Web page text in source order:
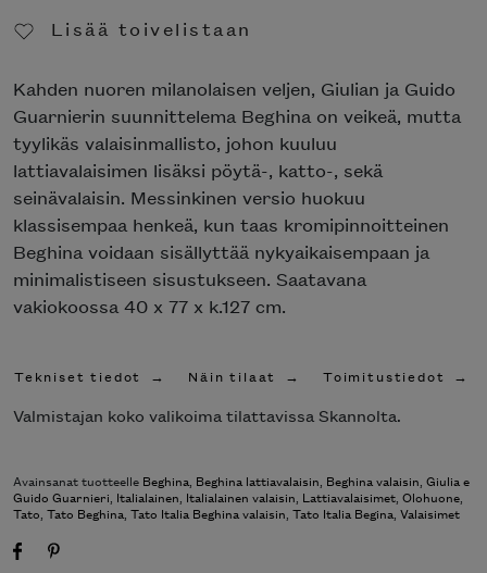
Lisää toivelistaan
Kahden nuoren milanolaisen veljen, Giulian ja Guido
Guarnierin suunnittelema Beghina on veikeä, mutta
tyylikäs valaisinmallisto, johon kuuluu
lattiavalaisimen lisäksi pöytä-, katto-, sekä
seinävalaisin. Messinkinen versio huokuu
klassisempaa henkeä, kun taas kromipinnoitteinen
Beghina voidaan sisällyttää nykyaikaisempaan ja
minimalistiseen sisustukseen. Saatavana
vakiokoossa 40 x 77 x k.127 cm.
Tekniset tiedot Näin tilaat Toimitustiedot
Valmistajan koko valikoima tilattavissa Skannolta.
Avainsanat tuotteelle Beghina, Beghina lattiavalaisin, Beghina valaisin, Giulia e
Guido Guarnieri, Italialainen, Italialainen valaisin, Lattiavalaisimet, Olohuone,
Tato, Tato Beghina, Tato Italia Beghina valaisin, Tato Italia Begina, Valaisimet